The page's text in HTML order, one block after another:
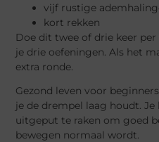
vijf rustige
kort rekken
Doe dit twee of drie keer per
je drie oefeningen. Als het
extra ronde.
Gezond leven voor
je de drempel laag houdt.
uitgeput te raken om goed
bewegen normaal wordt.